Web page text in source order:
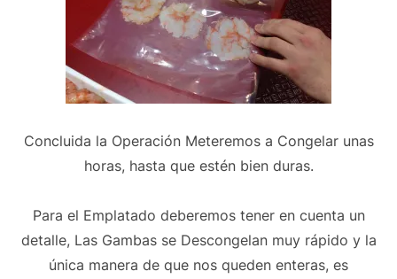
Concluida la Operación Meteremos a Congelar unas
horas, hasta que estén bien duras.
Para el Emplatado deberemos tener en cuenta un
detalle, Las Gambas se Descongelan muy rápido y la
única manera de que nos queden enteras, es